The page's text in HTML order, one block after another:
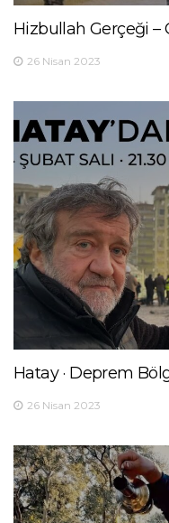
Hizbullah Gerçeği –
26 Nisan 2023
Hatay · Deprem
26 Nisan 2023